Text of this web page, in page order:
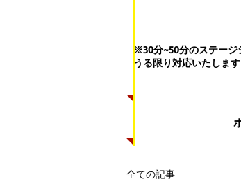
※30分~50分のステージ
うる限り対応いたします
全ての記事